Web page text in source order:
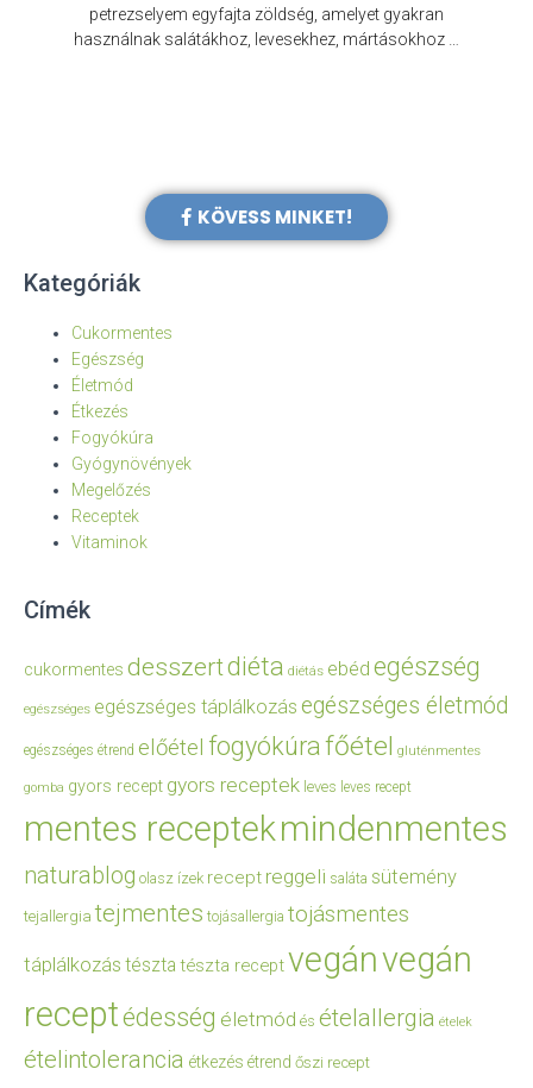
petrezselyem egyfajta zöldség, amelyet gyakran
használnak salátákhoz, levesekhez, mártásokhoz …
KÖVESS MINKET!
Kategóriák
Cukormentes
Egészség
Életmód
Étkezés
Fogyókúra
Gyógynövények
Megelőzés
Receptek
Vitaminok
Címék
cukormentes desszertdiéta diétás ebéd egészség
egészséges egészséges táplálkozás egészséges életmód
egészséges étrend előétel fogyókúrafőétel gluténmentes
gomba gyors recept gyors receptek leves leves recept
mentes receptekmindenmentes
naturablog olasz ízek recept reggeli saláta sütemény
tejallergia tejmentes tojásallergia tojásmentes
táplálkozás tészta tészta receptvegánvegán
receptédesség életmód és ételallergia ételek
ételintolerancia étkezés étrend őszi recept